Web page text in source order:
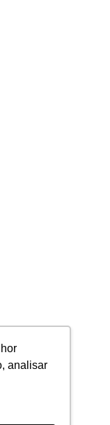
analisar